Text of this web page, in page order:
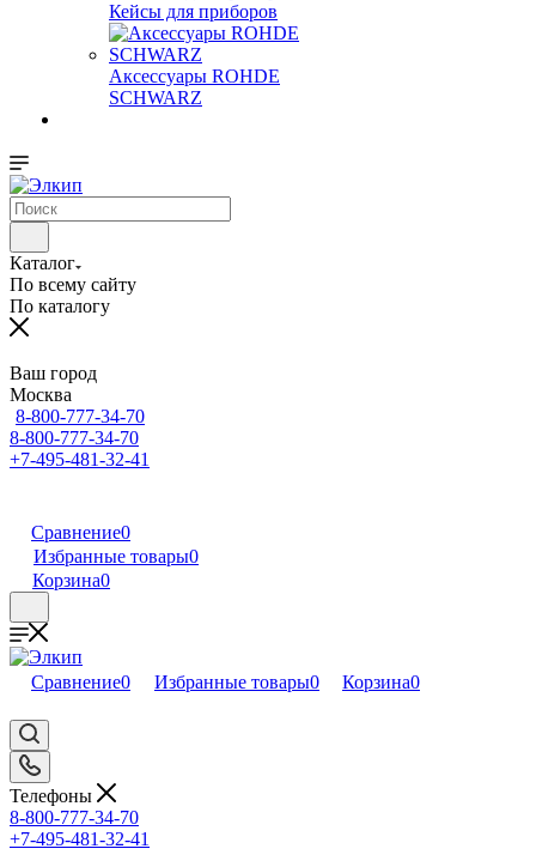
Кейсы для приборов
Аксессуары ROHDE
SCHWARZ
Каталог
По всему сайту
По каталогу
Ваш город
Москва
8-800-777-34-70
8-800-777-34-70
+7-495-481-32-41
Сравнение0
Избранные товары0
Корзина0
Сравнение0 Избранные товары0 Корзина0
Телефоны
8-800-777-34-70
+7-495-481-32-41